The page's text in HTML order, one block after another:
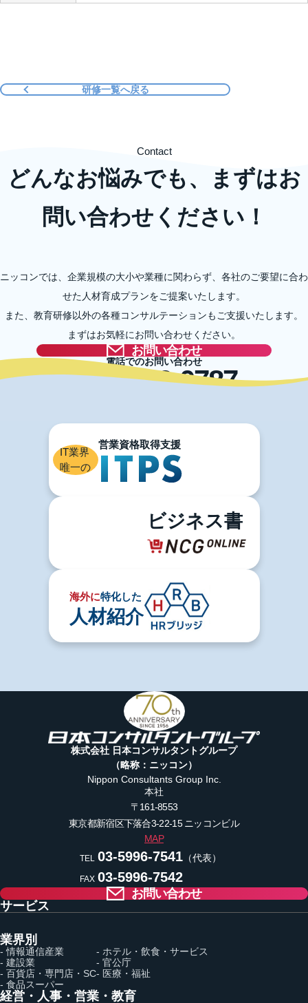
研修一覧へ戻る
どんなお悩みでも、まずはお
問い合わせください！
Contact
ニッコンでは、企業規模の大小や業種に関わらず、各社のご要望に合わ
せた人材育成プランをご提案いたします。
また、教育研修以外の各種コンサルテーションもご支援いたします。
まずはお気軽にお問い合わせください。
お問い合わせ
電話でのお問い合わせ
03-5996-0787
IT業界
唯一の
ビジネス書
海外に特化した
人材紹介
株式会社 日本コンサルタントグループ
（略称：ニッコン）
Nippon Consultants Group Inc.
本社
〒161-8553
東京都新宿区下落合3-22-15ニッコンビル
MAP
TEL 03-5996-7541（代表）
FAX 03-5996-7542
お問い合わせ
サービス
業界別
- 情報通信産業
- 建設業
- 百貨店・専門店・SC
- 食品スーパー
- ホテル・飲食・サービス
- 官公庁
- 医療・福祉
経営・人事・営業・教育